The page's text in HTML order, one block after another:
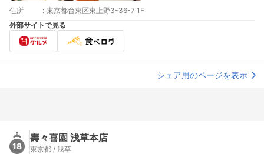
住所 : 東京都台東区東上野3-36-7 1F
外部サイトで見る
シェア用のページを表示
18
壽々喜園 浅草本店
東京都 / 浅草